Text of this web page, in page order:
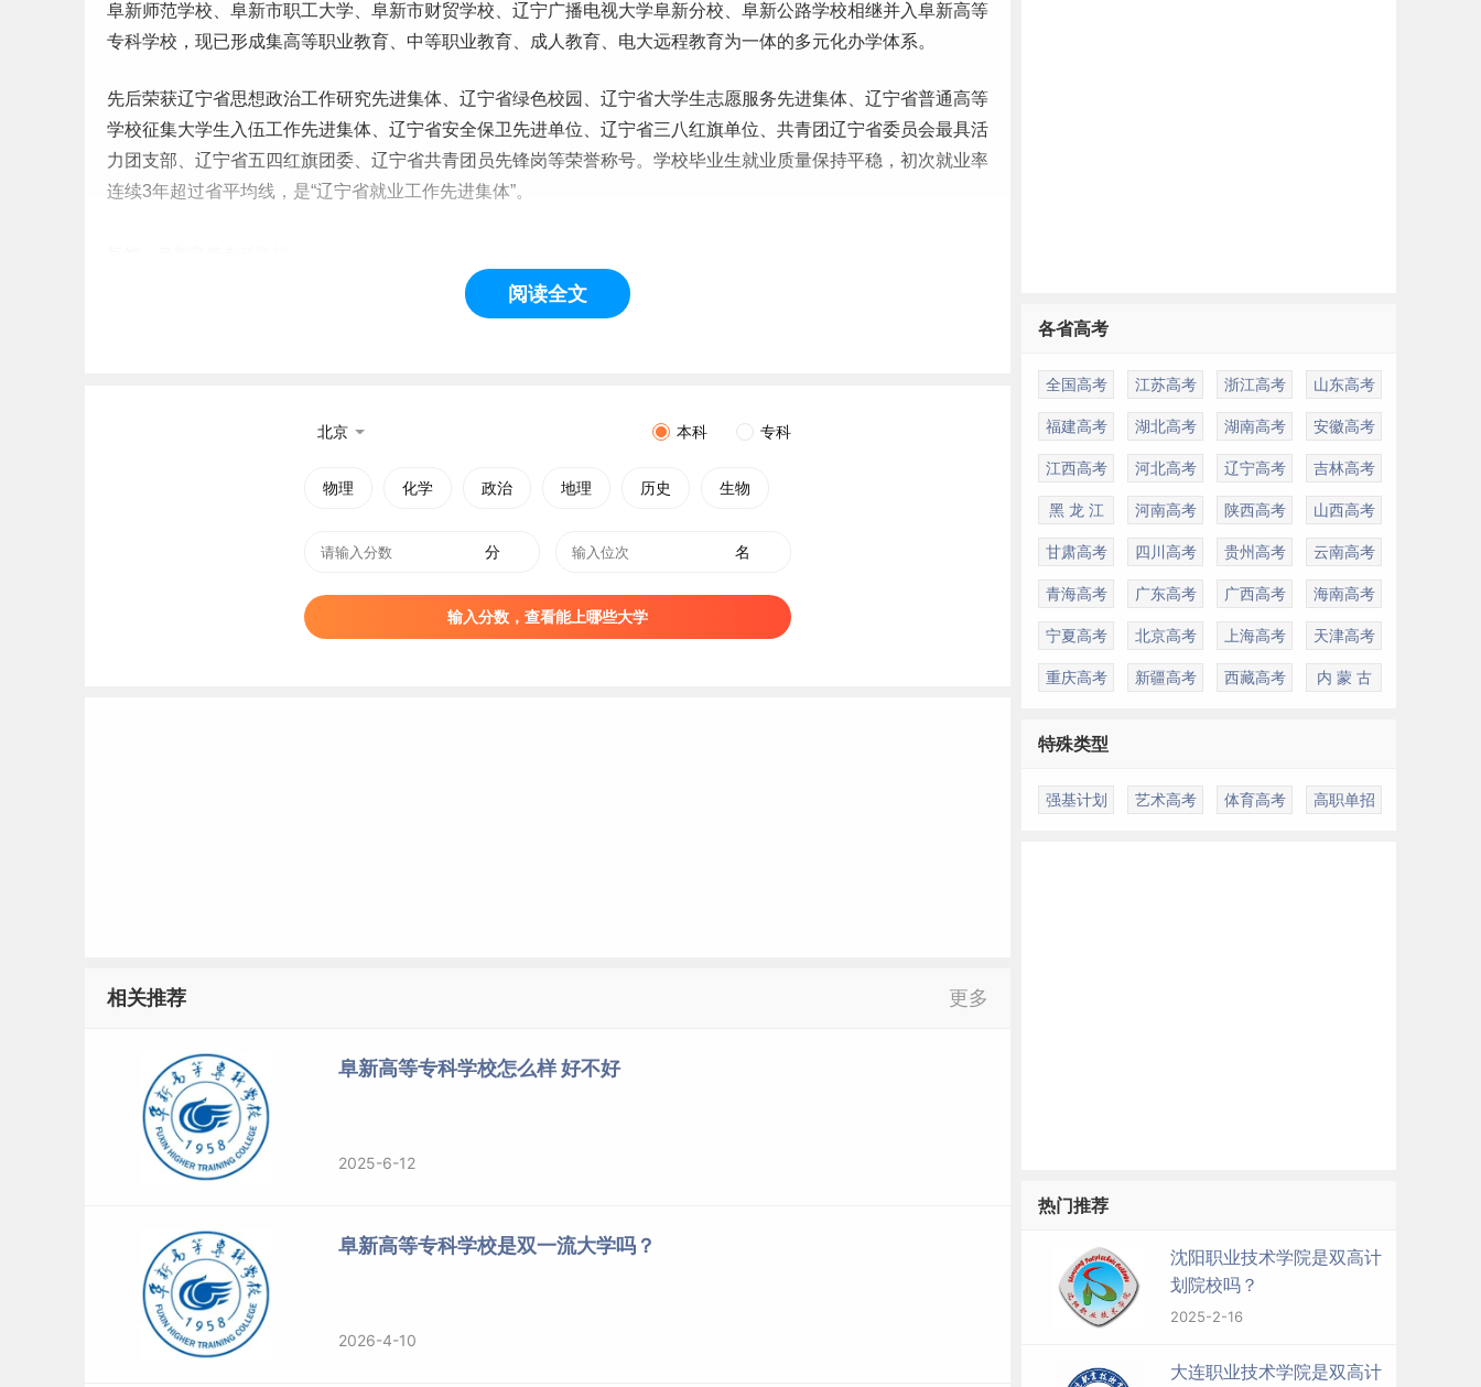
阜新师范学校、阜新市职工大学、阜新市财贸学校、辽宁广播电视大学阜新分校、阜新公路学校相继并入阜新高等
专科学校，现已形成集高等职业教育、中等职业教育、成人教育、电大远程教育为一体的多元化办学体系。
先后荣获辽宁省思想政治工作研究先进集体、辽宁省绿色校园、辽宁省大学生志愿服务先进集体、辽宁省普通高等
学校征集大学生入伍工作先进集体、辽宁省安全保卫先进单位、辽宁省三八红旗单位、共青团辽宁省委员会最具活
力团支部、辽宁省五四红旗团委、辽宁省共青团员先锋岗等荣誉称号。学校毕业生就业质量保持平稳，初次就业率
连续3年超过省平均线，是“辽宁省就业工作先进集体”。
阅读全文
北京 本科 专科
物理 化学 政治 地理 历史 生物
分 名
输入分数，查看能上哪些大学
相关推荐 更多
阜新高等专科学校怎么样 好不好
2025-6-12
阜新高等专科学校是双一流大学吗？
2026-4-10
各省高考
全国高考 江苏高考 浙江高考 山东高考
福建高考 湖北高考 湖南高考 安徽高考
江西高考 河北高考 辽宁高考 吉林高考
黑 龙 江 河南高考 陕西高考 山西高考
甘肃高考 四川高考 贵州高考 云南高考
青海高考 广东高考 广西高考 海南高考
宁夏高考 北京高考 上海高考 天津高考
重庆高考 新疆高考 西藏高考 内 蒙 古
特殊类型
强基计划 艺术高考 体育高考 高职单招
热门推荐
沈阳职业技术学院是双高计
划院校吗？
2025-2-16
大连职业技术学院是双高计